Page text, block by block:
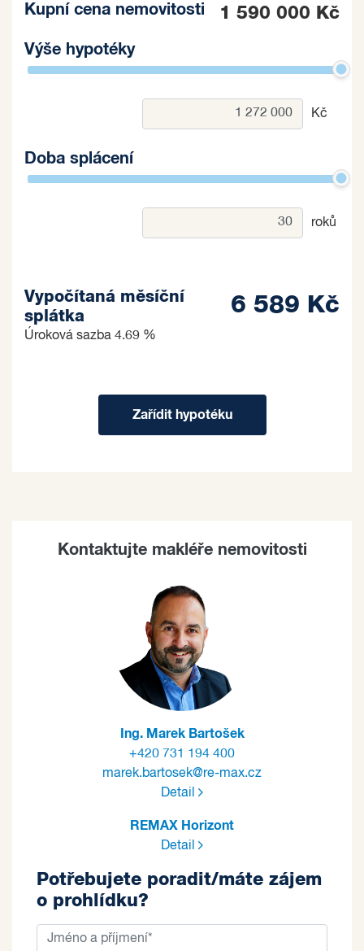
Kupní cena nemovitosti 1 590 000 Kč
Výše hypotéky
Kč
Doba splácení
roků
Vypočítaná měsíční
splátka
Úroková sazba 4.69 %
6 589 Kč
Zařídit hypotéku
Kontaktujte makléře nemovitosti
Ing. Marek Bartošek
+420 731 194 400
marek.bartosek@re-max.cz
Detail
REMAX Horizont
Detail
Potřebujete poradit/máte zájem
o prohlídku?